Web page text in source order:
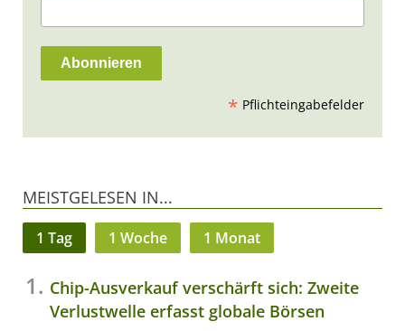
* Pflichteingabefelder
MEISTGELESEN IN...
1 Tag 1 Woche 1 Monat
Chip-Ausverkauf verschärft sich: Zweite
Verlustwelle erfasst globale Börsen